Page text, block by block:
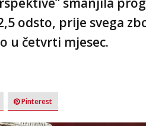
odsto, prije svega
u četvrti mjesec.
Pinterest